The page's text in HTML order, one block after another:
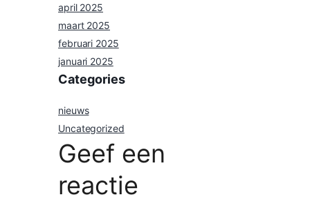
april 2025
maart 2025
februari 2025
januari 2025
Categories
nieuws
Uncategorized
Geef een
reactie